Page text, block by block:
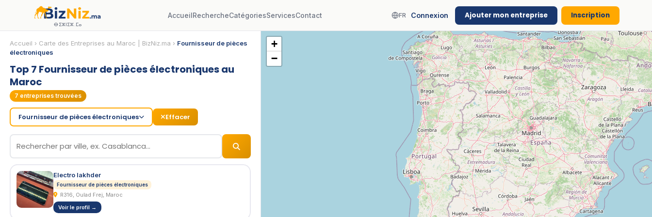
ⴱⵉⵣⵏⵉⵣ.ⵎⴰ
AccueilRechercheCatégoriesServicesContact FR Connexion Ajouter mon entreprise Inscription
Accueil › Carte des Entreprises au Maroc | BizNiz.ma › Fournisseur de pièces
électroniques
Top 7 Fournisseur de pièces électroniques au
Maroc
7 entreprises trouvées
Fournisseur de pièces électroniques Effacer
Electro lakhder
Fournisseur de pièces électroniques
R316, Oulad Frej, Maroc
Voir le profil →
+
−